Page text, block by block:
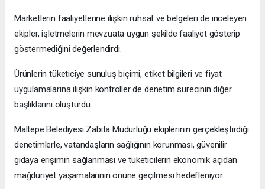
Marketlerin faaliyetlerine ilişkin ruhsat ve belgeleri de inceleyen
ekipler, işletmelerin mevzuata uygun şekilde faaliyet gösterip
göstermediğini değerlendirdi.
Ürünlerin tüketiciye sunuluş biçimi, etiket bilgileri ve fiyat
uygulamalarına ilişkin kontroller de denetim sürecinin diğer
başlıklarını oluşturdu.
Maltepe Belediyesi Zabıta Müdürlüğü ekiplerinin gerçekleştirdiği
denetimlerle, vatandaşların sağlığının korunması, güvenilir
gıdaya erişimin sağlanması ve tüketicilerin ekonomik açıdan
mağduriyet yaşamalarının önüne geçilmesi hedefleniyor.